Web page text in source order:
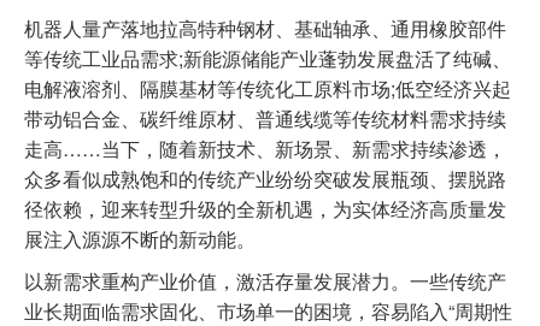
机器人量产落地拉高特种钢材、基础轴承、通用橡胶部件
等传统工业品需求;新能源储能产业蓬勃发展盘活了纯碱、
电解液溶剂、隔膜基材等传统化工原料市场;低空经济兴起
带动铝合金、碳纤维原材、普通线缆等传统材料需求持续
走高……当下，随着新技术、新场景、新需求持续渗透，
众多看似成熟饱和的传统产业纷纷突破发展瓶颈、摆脱路
径依赖，迎来转型升级的全新机遇，为实体经济高质量发
展注入源源不断的新动能。
以新需求重构产业价值，激活存量发展潜力。一些传统产
业长期面临需求固化、市场单一的困境，容易陷入“周期性